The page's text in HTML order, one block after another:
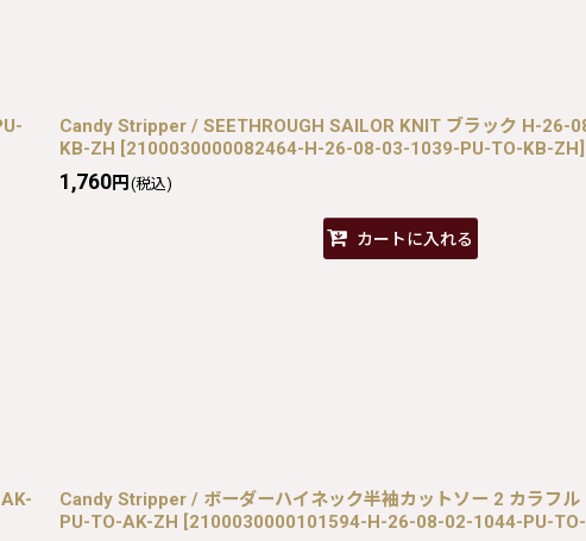
Candy Stripper / SEETHROUGH SAILOR KNIT ブラック H-26-
KB-ZH [2100030000082464-H-26-08-03-1039-PU-TO-KB-ZH]
1,760円 (税込)
カートに入れる
Candy Stripper / ボーダーハイネック半袖カットソー 2 カラフ
PU-TO-AK-ZH [2100030000101594-H-26-08-02-1044-PU-